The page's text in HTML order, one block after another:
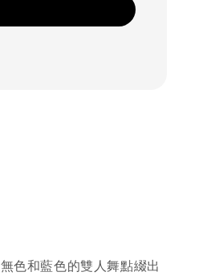
色和藍色的雙人舞點綴出